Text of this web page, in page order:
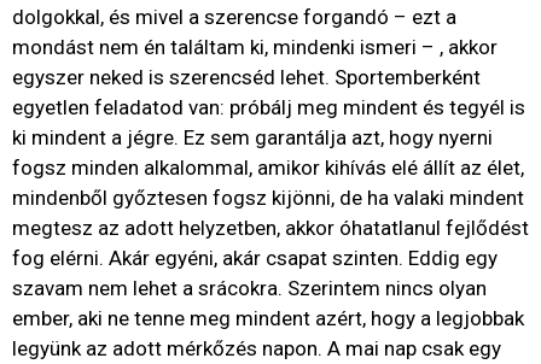
dolgokkal, és mivel a szerencse forgandó – ezt a
mondást nem én találtam ki, mindenki ismeri – , akkor
egyszer neked is szerencséd lehet. Sportemberként
egyetlen feladatod van: próbálj meg mindent és tegyél is
ki mindent a jégre. Ez sem garantálja azt, hogy nyerni
fogsz minden alkalommal, amikor kihívás elé állít az élet,
mindenből győztesen fogsz kijönni, de ha valaki mindent
megtesz az adott helyzetben, akkor óhatatlanul fejlődést
fog elérni. Akár egyéni, akár csapat szinten. Eddig egy
szavam nem lehet a srácokra. Szerintem nincs olyan
ember, aki ne tenne meg mindent azért, hogy a legjobbak
legyünk az adott mérkőzés napon. A mai nap csak egy